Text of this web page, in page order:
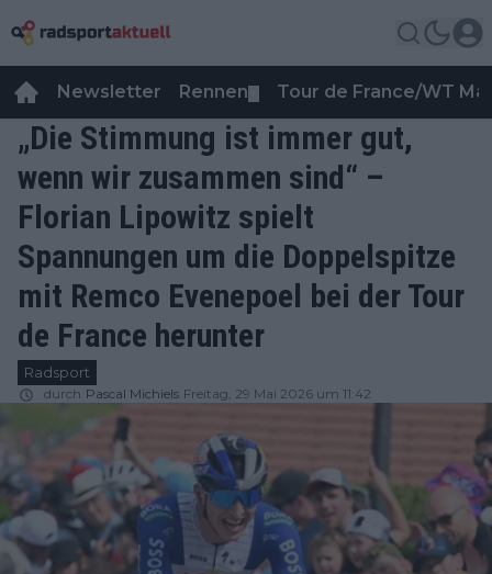
Newsletter Rennen Tour de France/WT
„Die Stimmung ist immer gut,
wenn wir zusammen sind“ –
Florian Lipowitz spielt
Spannungen um die Doppelspitze
mit Remco Evenepoel bei der Tour
de France herunter
Radsport
durch Pascal Michiels Freitag, 29 Mai 2026 um 11:42